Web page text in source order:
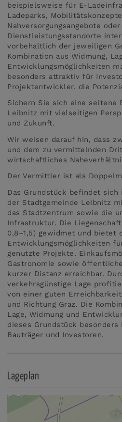
beispielsweise für E-
Ladeparks,
Nahversorgungsangebote oder
Dienstleistungsstandorte
vorbehaltlich der jeweiligen
Kombination aus Widmung,
Entwicklungsmöglichkeiten
besonders attraktiv für
Projektentwickler, die
Sichern Sie sich eine seltene
Leibnitz mit vielseitigen
und Zukunft.
Wir weisen darauf hin, dass
und dem zu vermittelnden
wirtschaftliches
Der Vermittler ist als
Das Grundstück befindet
der Stadtgemeinde Leibnitz
das Stadtzentrum sowie die
Infrastruktur. Die
0,8–1,5) gewidmet und bietet
Entwicklungsmöglichkeiten
genutzte Projekte.
Gastronomie sowie
kurzer Distanz erreichbar.
verkehrsgünstige Lage
von einer guten
und Richtung Graz. Die
Lage, Widmung und
dieses Grundstück
Bauträger und Investoren.
Lageplan